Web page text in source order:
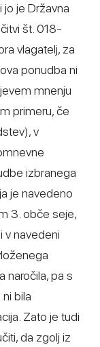
je Državna
št. 018-
vlagatelj, za
ponudba ni
mnenju
primeru, če
v
izbranega
je navedeno
3. obče seje,
v navedeni
naročila, pa s
bila
Zato je tudi
da zgolj iz